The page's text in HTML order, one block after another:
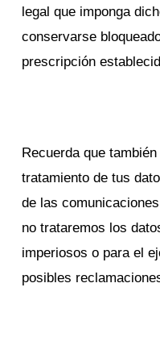
legal que imponga
conservarse
prescripción
Recuerda que
tratamiento de tus
de las
no trataremos los
imperiosos o para el
posibles